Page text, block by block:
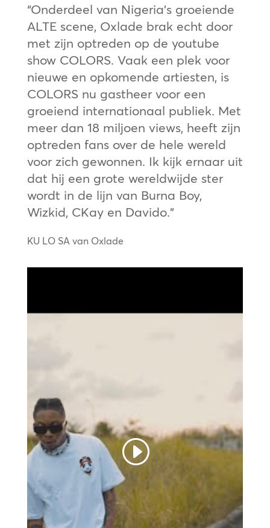
“Onderdeel van Nigeria’s groeiende
ALTE scene, Oxlade brak echt door
met zijn optreden op de youtube
show COLORS. Vaak een plek voor
nieuwe en opkomende artiesten, is
COLORS nu gastheer voor een
groeiend internationaal publiek. Met
meer dan 18 miljoen views, heeft zijn
optreden fans over de hele wereld
voor zich gewonnen. Ik kijk ernaar uit
dat hij een grote wereldwijde ster
wordt in de lijn van Burna Boy,
Wizkid, CKay en Davido.”
KU LO SA van Oxlade